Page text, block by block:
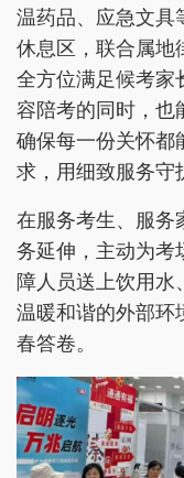
温药品、应急文具
休息区，联合属地
全方位满足候考家
容陪考的同时，也
确保每一份关怀都
求，用细致服务守
在服务考生、服务
务延伸，主动为考
障人员送上饮用水
温暖和谐的外部环
春答卷。